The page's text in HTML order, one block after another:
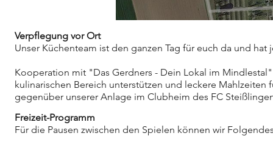
Verpflegung vor Ort
Unser Küchenteam ist den ganzen Tag für euch da und
Kooperation mit "Das Gerdners - Dein Lokal im
kulinarischen Bereich unterstützen und leckere
gegenüber unserer Anlage im Clubheim des FC
Freizeit-Programm
Für die Pausen zwischen den Spielen können wir